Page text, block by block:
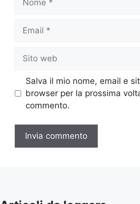
Email
Sito
web
Salva il mio nome, email e
browser per la prossima
commento.